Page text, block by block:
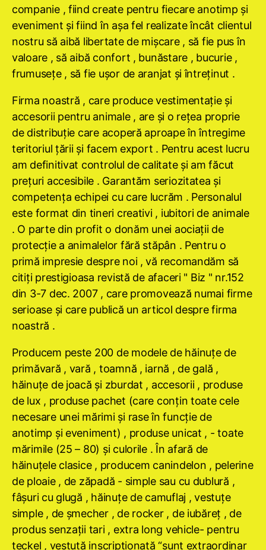
companie , fiind create pentru fiecare anotimp şi
eveniment şi fiind în aşa fel realizate încât clientul
nostru să aibă libertate de mişcare , să fie pus în
valoare , să aibă confort , bunăstare , bucurie ,
frumuseţe , să fie uşor de aranjat şi întreţinut .
Firma noastră , care produce vestimentaţie şi
accesorii pentru animale , are şi o reţea proprie
de distribuţie care acoperă aproape în întregime
teritoriul ţării şi facem export . Pentru acest lucru
am definitivat controlul de calitate şi am făcut
preţuri accesibile . Garantăm seriozitatea şi
competenţa echipei cu care lucrăm . Personalul
este format din tineri creativi , iubitori de animale
. O parte din profit o donăm unei aociaţii de
protecţie a animalelor fără stăpân . Pentru o
primă impresie despre noi , vă recomandăm să
citiţi prestigioasa revistă de afaceri " Biz " nr.152
din 3-7 dec. 2007 , care promovează numai firme
serioase şi care publică un articol despre firma
noastră .
Producem peste 200 de modele de hăinuţe de
primăvară , vară , toamnă , iarnă , de gală ,
hăinuţe de joacă şi zburdat , accesorii , produse
de lux , produse pachet (care conţin toate cele
necesare unei mărimi şi rase în funcţie de
anotimp şi eveniment) , produse unicat , - toate
mărimile (25 – 80) şi culorile . În afară de
hăinuţele clasice , producem canindelon , pelerine
de ploaie , de zăpadă - simple sau cu dublură ,
fâşuri cu glugă , hăinuţe de camuflaj , vestuţe
simple , de şmecher , de rocker , de iubăreţ , de
produs senzaţii tari , extra long vehicle- pentru
teckel , vestuţă inscripţionată “sunt extraordinar